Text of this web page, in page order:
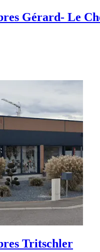
Gérard- Le
Tritschler